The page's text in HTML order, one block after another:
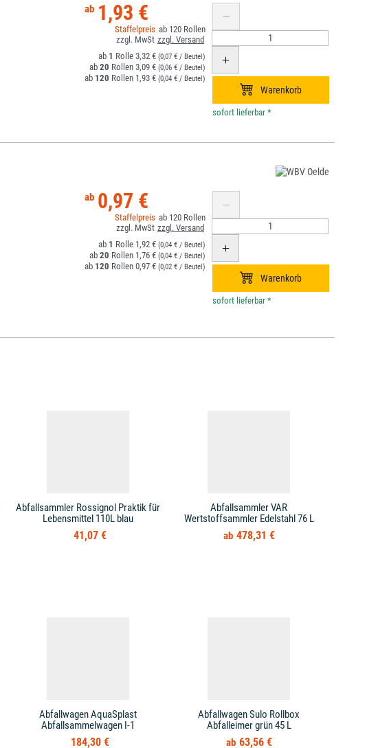
1,93 €
120
1 3,32 € (0,07 € / Beutel)
20 3,09 € (0,06 € / Beutel)
120 1,93 € (0,04 € / Beutel)
*
0,97 €
120
1 1,92 € (0,04 € / Beutel)
20 1,76 € (0,04 € / Beutel)
120 0,97 € (0,02 € / Beutel)
*
Abfallsammler Rossignol Praktik für
Lebensmittel 110L blau
41,07 €
Abfallsammler VAR
Wertstoffsammler Edelstahl 76 L
478,31 €
Abfallwagen AquaSplast
Abfallsammelwagen I-1
184,30 €
Abfallwagen Sulo Rollbox
Abfalleimer grün 45 L
63,56 €